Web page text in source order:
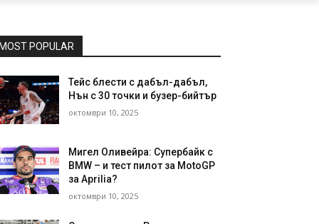
MOST POPULAR
Тейс блести с дабъл-дабъл,
Нън с 30 точки и бузер-бийтър
октомври 10, 2025
Мигел Оливейра: Супербайк с
BMW – и тест пилот за MotoGP
за Aprilia?
октомври 10, 2025